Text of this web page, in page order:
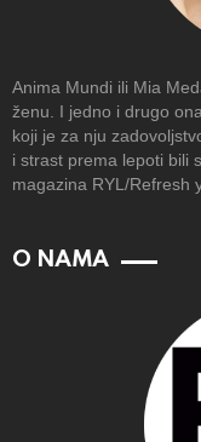
Anima Mundi ili Mia
ženu. I jedno i drugo
koji je za nju
i strast prema lepoti bili
magazina RYL/Refresh
O NAMA